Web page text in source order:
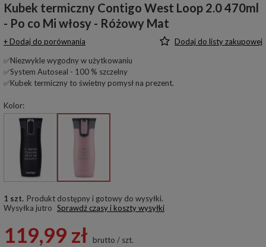
Kubek termiczny Contigo West Loop 2.0 470ml
- Po co Mi włosy - Różowy Mat
+ Dodaj do porównania
Dodaj do listy zakupowej
✅Niezwykle wygodny w użytkowaniu
✅System Autoseal - 100 % szczelny
✅Kubek termiczny to świetny pomysł na prezent.
Kolor
1 szt. Produkt dostępny i gotowy do wysyłki
Wysyłka jutro Sprawdź czasy i koszty wysyłki
119,99 zł brutto / szt.